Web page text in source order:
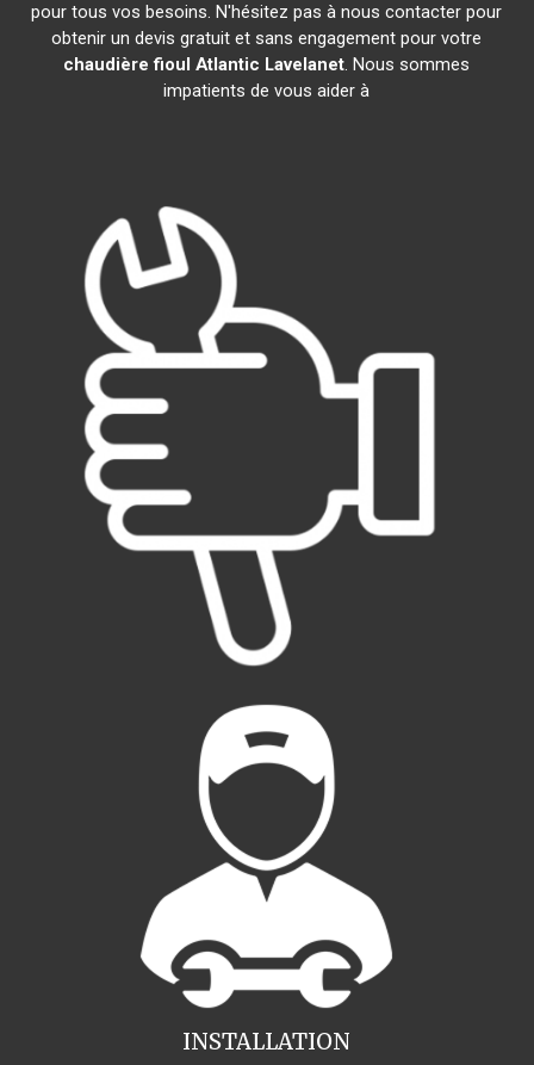
pour tous vos besoins. N'hésitez pas à nous contacter pour
obtenir un devis gratuit et sans engagement pour votre
chaudière fioul Atlantic Lavelanet. Nous sommes
impatients de vous aider à
INSTALLATION